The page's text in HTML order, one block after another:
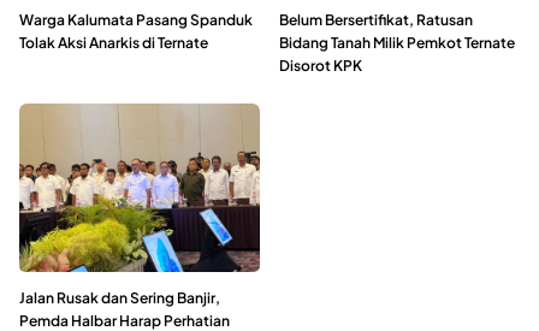
Warga Kalumata Pasang Spanduk
Tolak Aksi Anarkis di Ternate
Belum Bersertifikat, Ratusan
Bidang Tanah Milik Pemkot Ternate
Disorot KPK
Jalan Rusak dan Sering Banjir,
Pemda Halbar Harap Perhatian